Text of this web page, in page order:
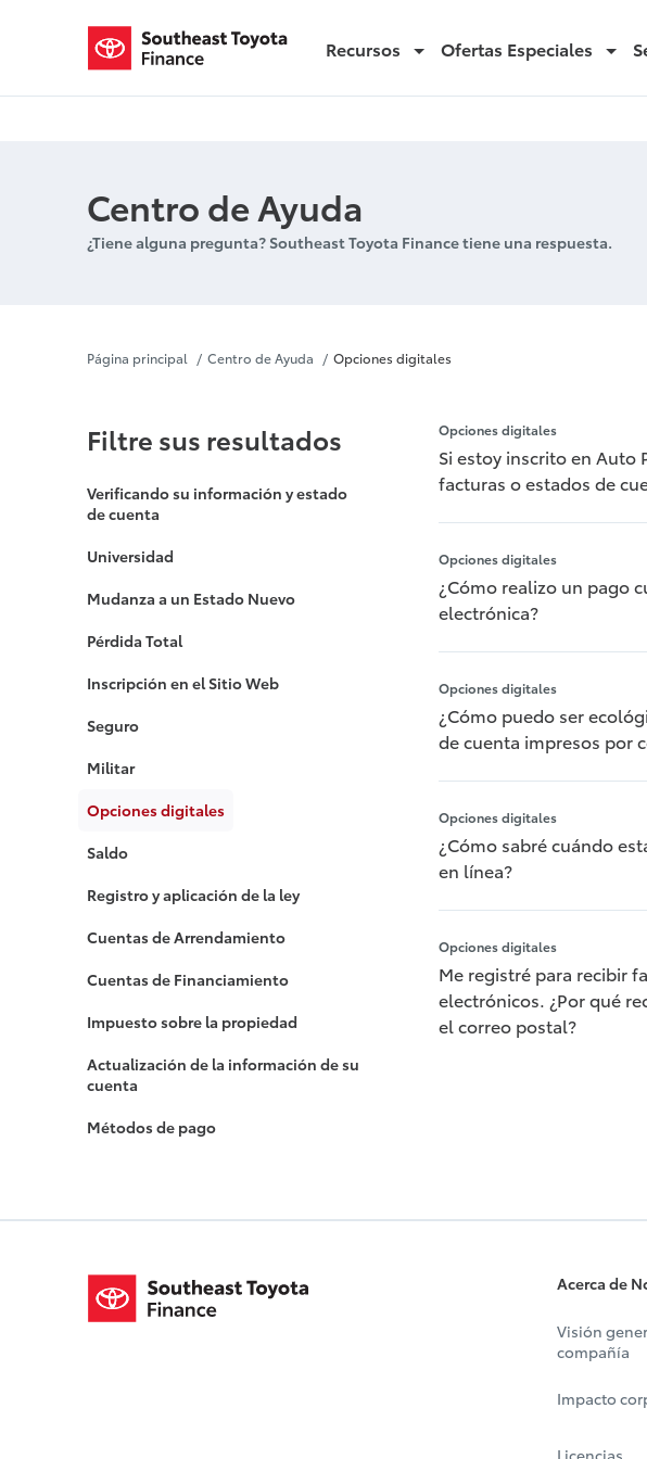
Opciones digitales Recursos Ofertas Especiales
Centro de Ayuda
¿Tiene alguna pregunta? Southeast Toyota Finance tiene una respuesta.
Opciones
Página principal Centro de Ayuda Opciones digitales
Filtre sus resultados
Verificando su información y estado
de cuenta
Universidad
Mudanza a un Estado Nuevo
Pérdida Total
Inscripción en el Sitio Web
Seguro
Militar
Opciones digitales
Saldo
Registro y aplicación de la ley
Cuentas de Arrendamiento
Cuentas de Financiamiento
Impuesto sobre la propiedad
Actualización de la información de su
cuenta
Métodos de pago
Opciones digitales
Si estoy inscrito en Auto
facturas o estados de
Opciones digitales
¿Cómo realizo un pago
electrónica?
Opciones digitales
¿Cómo puedo ser
de cuenta impresos por
Opciones digitales
¿Cómo sabré cuándo
en línea?
Opciones digitales
Me registré para recibir
electrónicos. ¿Por qué
el correo postal?
Acerca de
Visión
compañía
Impacto
Licencias